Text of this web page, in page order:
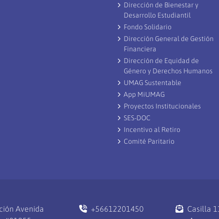
Dirección de Bienestar y
Desarrollo Estudiantil
Fondo Solidario
Dirección General de Gestión
Financiera
Dirección de Equidad de
Género y Derechos Humanos
UMAG Sustentable
App MiUMAG
Proyectos Institucionales
SES-DOC
Incentivo al Retiro
Comité Paritario
Avenida
+56612201450
Casilla